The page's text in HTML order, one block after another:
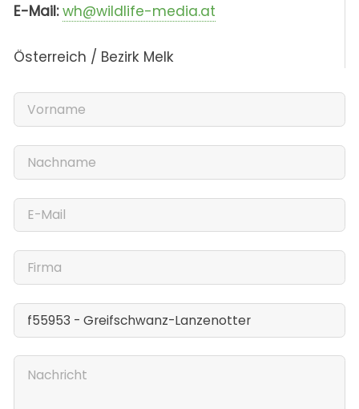
E-Mail: wh@wildlife-media.at
Österreich / Bezirk Melk